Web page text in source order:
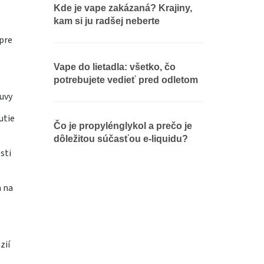
na
Kde je vape zakázaná? Krajiny,
kam si ju radšej neberte
Vape do lietadla: všetko, čo
potrebujete vedieť pred odletom
Čo je propylénglykol a prečo je
dôležitou súčasťou e-liquidu?